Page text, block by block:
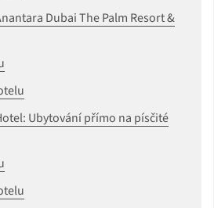
Dubai The Palm Resort &
Ubytování přímo na písčité